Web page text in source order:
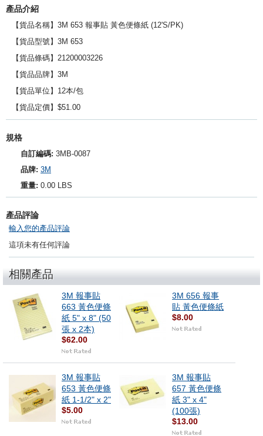
產品介紹
【貨品名稱】3M 653 報事貼 黃色便條紙 (12'S/PK)
【貨品型號】3M 653
【貨品條碼】21200003226
【貨品品牌】3M
【貨品單位】12本/包
【貨品定價】$51.00
規格
自訂編碼: 3MB-0087
品牌: 3M
重量: 0.00 LBS
產品評論
輸入您的產品評論
這項未有任何評論
相關產品
3M 報事貼
663 黃色便條
紙 5" x 8" (50
張 x 2本)
$62.00
3M 656 報事
貼 黃色便條紙
$8.00
3M 報事貼
653 黃色便條
紙 1-1/2" x 2"
$5.00
3M 報事貼
657 黃色便條
紙 3" x 4"
(100張)
$13.00